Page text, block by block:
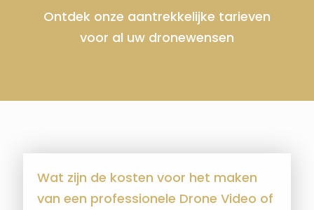
Ontdek onze aantrekkelijke tarieven
voor al uw dronewensen
Wat zijn de kosten voor het maken
van een professionele Drone Video of